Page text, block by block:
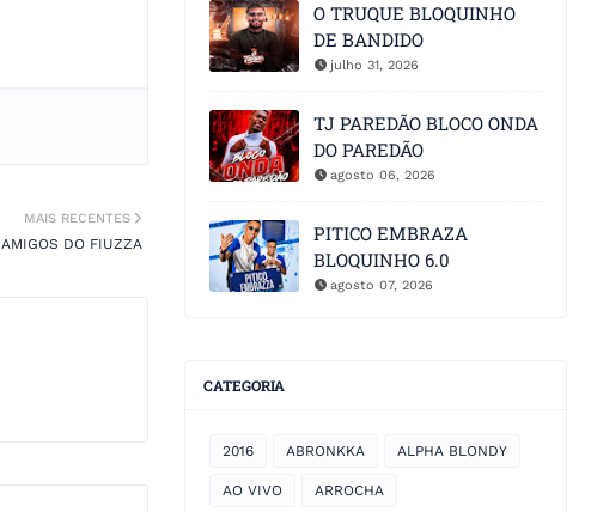
MAIS RECENTES
DO FIUZZA
O TRUQUE BLOQUINHO
DE BANDIDO
julho 31, 2026
TJ PAREDÃO BLOCO ONDA
DO PAREDÃO
agosto 06, 2026
PITICO EMBRAZA
BLOQUINHO 6.0
agosto 07, 2026
CATEGORIA
2016 ABRONKKA ALPHA BLONDY
AO VIVO ARROCHA